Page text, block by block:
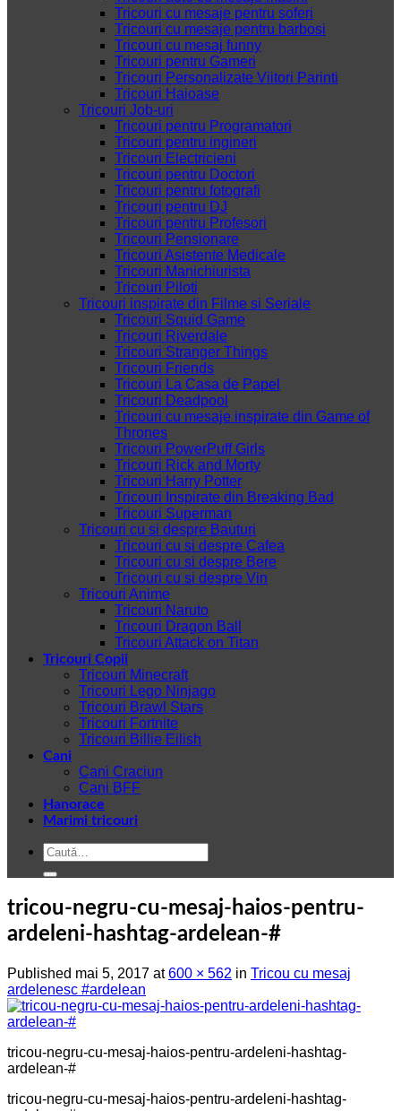
Tricouri cu mesaje pentru soferi
Tricouri cu mesaje pentru barbosi
Tricouri cu mesaj funny
Tricouri pentru Gameri
Tricouri Personalizate Viitori Parinti
Tricouri Haioase
Tricouri Job-uri
Tricouri pentru Programatori
Tricouri pentru ingineri
Tricouri Electricieni
Tricouri pentru Doctori
Tricouri pentru fotografi
Tricouri pentru DJ
Tricouri pentru Profesori
Tricouri Pensionare
Tricouri Asistente Medicale
Tricouri Manichiurista
Tricouri Piloti
Tricouri inspirate din Filme si Seriale
Tricouri Squid Game
Tricouri Riverdale
Tricouri Stranger Things
Tricouri Friends
Tricouri La Casa de Papel
Tricouri Deadpool
Tricouri cu mesaje inspirate din Game of
Thrones
Tricouri PowerPuff Girls
Tricouri Rick and Morty
Tricouri Harry Potter
Tricouri Inspirate din Breaking Bad
Tricouri Superman
Tricouri cu si despre Bauturi
Tricouri cu si despre Cafea
Tricouri cu si despre Bere
Tricouri cu si despre Vin
Tricouri Anime
Tricouri Naruto
Tricouri Dragon Ball
Tricouri Attack on Titan
Tricouri Copii
Tricouri Minecraft
Tricouri Lego Ninjago
Tricouri Brawl Stars
Tricouri Fortnite
Tricouri Billie Eilish
Cani
Cani Craciun
Cani BFF
Hanorace
Marimi tricouri
Caută
după:
tricou-negru-cu-mesaj-haios-pentru-
ardeleni-hashtag-ardelean-#
Published mai 5, 2017 at600 × 562 in Tricou cu mesaj
ardelenesc #ardelean
tricou-negru-cu-mesaj-haios-pentru-ardeleni-hashtag-
ardelean-#
tricou-negru-cu-mesaj-haios-pentru-ardeleni-hashtag-